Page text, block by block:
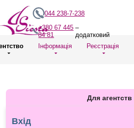
044 238-7-238
+380 67 445
84 81
–
додатковий
Інформація
Реєстрація
Для агентств
Вхід